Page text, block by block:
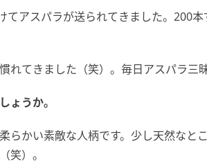
てアスパラが送られてきました。200
れてきました（笑）。毎日アスパラ三
ょうか。
らかい素敵な人柄です。少し天然なと
笑）。